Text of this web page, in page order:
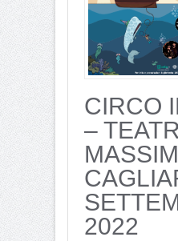
CIRCO
–
2022